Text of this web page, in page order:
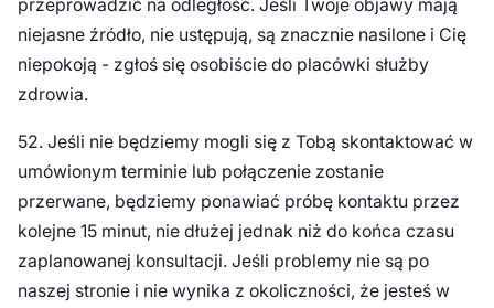
przeprowadzić na odległość. Jeśli Twoje objawy mają
niejasne źródło, nie ustępują, są znacznie nasilone i Cię
niepokoją - zgłoś się osobiście do placówki służby
zdrowia.
52. Jeśli nie będziemy mogli się z Tobą skontaktować w
umówionym terminie lub połączenie zostanie
przerwane, będziemy ponawiać próbę kontaktu przez
kolejne 15 minut, nie dłużej jednak niż do końca czasu
zaplanowanej konsultacji. Jeśli problemy nie są po
naszej stronie i nie wynika z okoliczności, że jesteś w